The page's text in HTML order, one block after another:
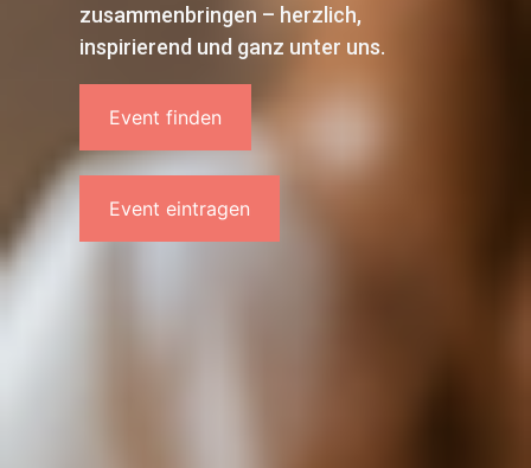
zusammenbringen – herzlich,
inspirierend und ganz unter uns.
Event finden
Event eintragen